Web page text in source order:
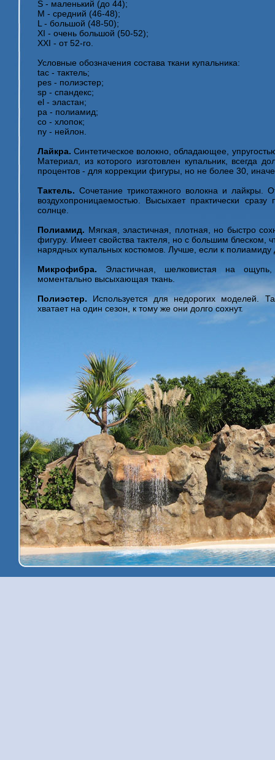
S - маленький (до 44);
М - средний (46-48);
L - большой (48-50);
XI - очень большой (50-52);
XXI - от 52-го.
Условные обозначения состава ткани купальника:
tас - тактель;
реs - полиэстер;
sр - спандекс;
еl - эластан;
ра - полиамид;
со - хлопок;
nу - нейлон.
Лайкра. Синтетическое волокно, обладающее,
Материал, из которого изготовлен купальник, всегда
процентов - для коррекции фигуры, но не более 30,
Тактель. Сочетание трикотажного волокна и лайкры.
воздухопроницаемостью. Высыхает практически
солнце.
Полиамид. Мягкая, эластичная, плотная, но быстро
фигуру. Имеет свойства тактеля, но с большим блеском,
нарядных купальных костюмов. Лучше, если к полиамиду
Микрофибра. Эластичная, шелковистая на
моментально высыхающая ткань.
Полиэстер. Используется для недорогих моделей.
хватает на один сезон, к тому же они долго сохнут.